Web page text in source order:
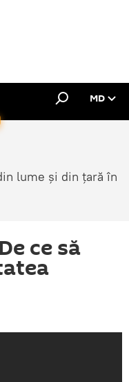
MD
lume și din țară în
ce să